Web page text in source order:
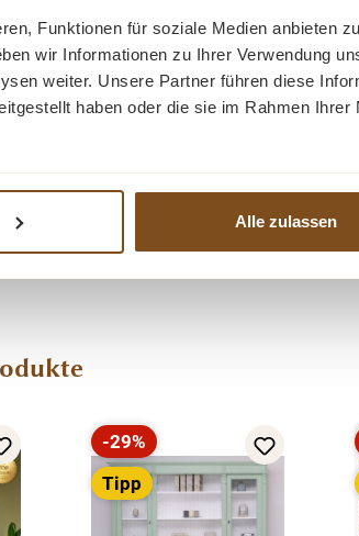
Funktionen für soziale Medien anbieten
wir Informationen zu Ihrer Verwendung
weiter. Unsere Partner führen diese
haben oder die sie im Rahmen Ihrer
Alle zulassen
Rabatt
-29%
Tipp